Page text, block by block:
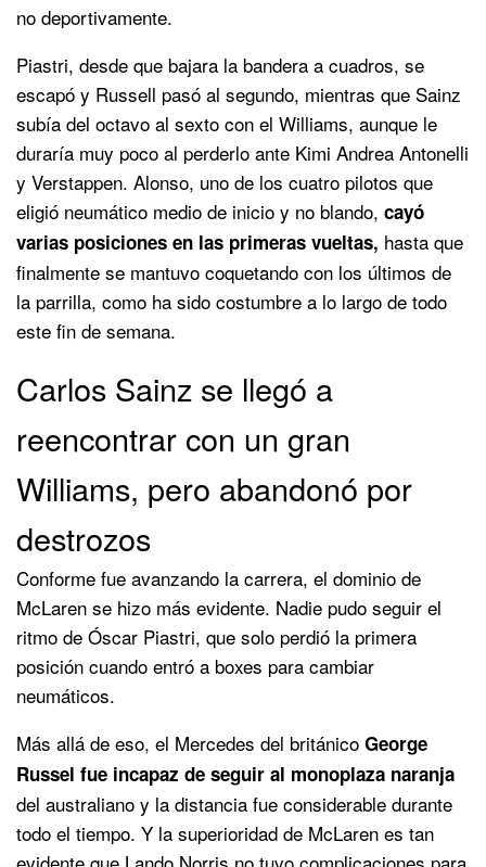
no deportivamente.
Piastri, desde que bajara la bandera a cuadros, se
escapó y Russell pasó al segundo, mientras que Sainz
subía del octavo al sexto con el Williams, aunque le
duraría muy poco al perderlo ante Kimi Andrea Antonelli
y Verstappen. Alonso, uno de los cuatro pilotos que
eligió neumático medio de inicio y no blando, cayó
varias posiciones en las primeras vueltas, hasta que
finalmente se mantuvo coquetando con los últimos de
la parrilla, como ha sido costumbre a lo largo de todo
este fin de semana.
Carlos Sainz se llegó a
reencontrar con un gran
Williams, pero abandonó por
destrozos
Conforme fue avanzando la carrera, el dominio de
McLaren se hizo más evidente. Nadie pudo seguir el
ritmo de Óscar Piastri, que solo perdió la primera
posición cuando entró a boxes para cambiar
neumáticos.
Más allá de eso, el Mercedes del británico George
Russel fue incapaz de seguir al monoplaza naranja
del australiano y la distancia fue considerable durante
todo el tiempo. Y la superioridad de McLaren es tan